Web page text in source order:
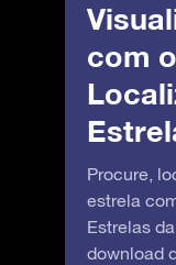
com
Procure,
estrela
Estrelas
download